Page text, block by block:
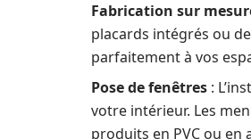
Fabrication sur
placards intégrés ou
parfaitement à vos
Pose de fenêtres :
votre intérieur. Les
produits en PVC ou en